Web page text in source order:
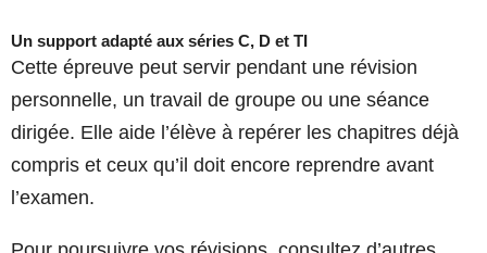
Un support adapté aux séries C, D et TI
Cette épreuve peut servir pendant une révision
personnelle, un travail de groupe ou une séance
dirigée. Elle aide l’élève à repérer les chapitres déjà
compris et ceux qu’il doit encore reprendre avant
l’examen.